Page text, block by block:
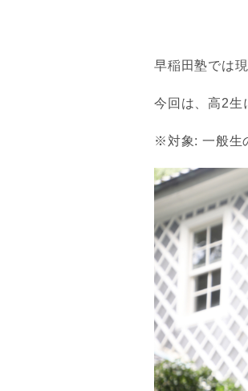
早稲田塾では
今回は、高2生
※対象: 一般生